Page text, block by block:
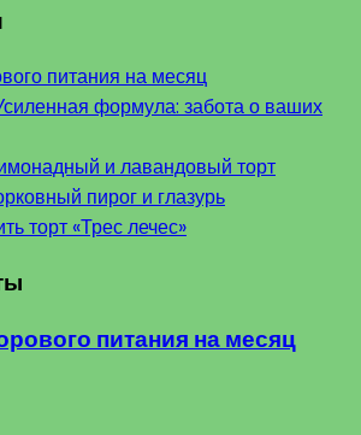
питания на месяц
формула: забота о ваших
и лавандовый торт
пирог и глазурь
торт «Трес лечес»
питания на месяц